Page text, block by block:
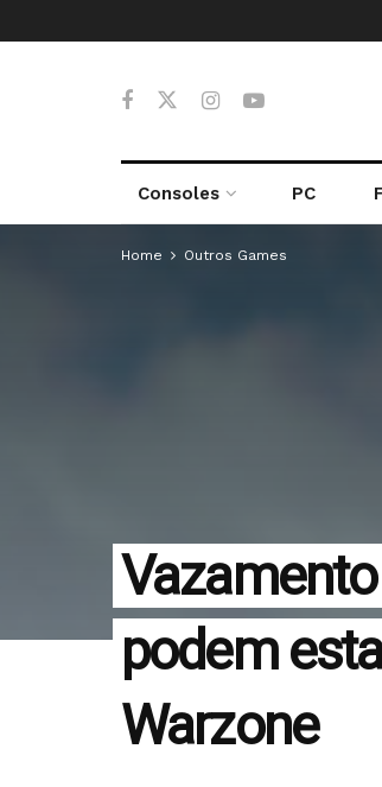
Consoles PC
Home Outros Games
podem
Warzone